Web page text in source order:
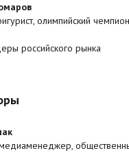
олимпийский чемпион
российского рынка